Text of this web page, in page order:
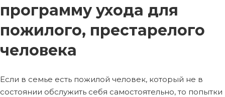
программу ухода для
пожилого, престарелого
человека
Если в семье есть пожилой человек, который не в
состоянии обслужить себя самостоятельно, то попытки